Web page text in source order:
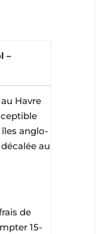
–
Havre
anglo-
au
de
15-